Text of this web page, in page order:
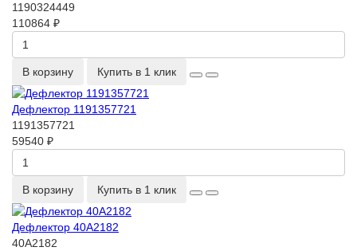
1190324449
110864 ₽
В корзину Купить в 1 клик
Дефлектор 1191357721
1191357721
59540 ₽
В корзину Купить в 1 клик
Дефлектор 40A2182
40A2182